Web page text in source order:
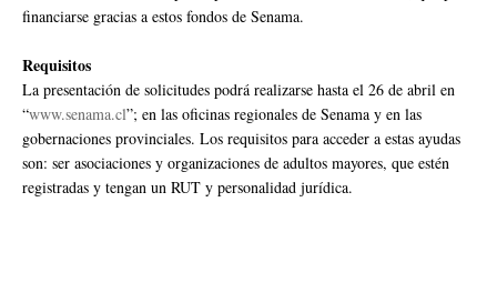
financiarse gracias a estos fondos de Senama.
Requisitos
La presentación de solicitudes podrá realizarse hasta el 26 de abril en
“www.senama.cl”; en las oficinas regionales de Senama y en las
gobernaciones provinciales. Los requisitos para acceder a estas ayudas
son: ser asociaciones y organizaciones de adultos mayores, que estén
registradas y tengan un RUT y personalidad jurídica.